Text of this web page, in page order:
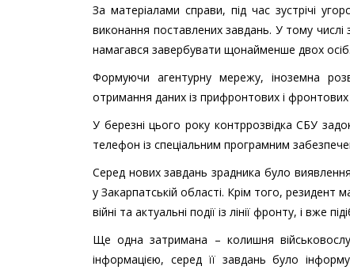
За матеріалами справи, під час зустрічі
виконання поставлених завдань. У тому
намагався завербувати щонайменше двох осіб.
Формуючи агентурну мережу, іноземна
отримання даних із прифронтових і фронтових
У березні цього року контррозвідка СБУ
телефон із спеціальним програмним
Серед нових завдань зрадника було
у Закарпатській області. Крім того, резидент
війні та актуальні події із лінії фронту, і вже
Ще одна затримана – колишня
інформацією, серед її завдань було